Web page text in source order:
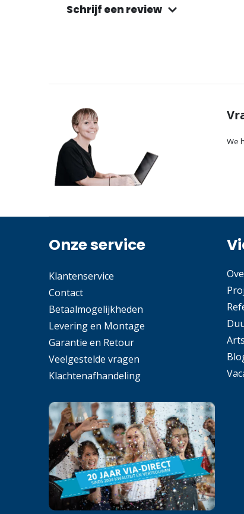
Schrijf een review
We
Onze service
Klantenservice
Contact
Betaalmogelijkheden
Levering en Montage
Garantie en Retour
Veelgestelde vragen
Klachtenafhandeling